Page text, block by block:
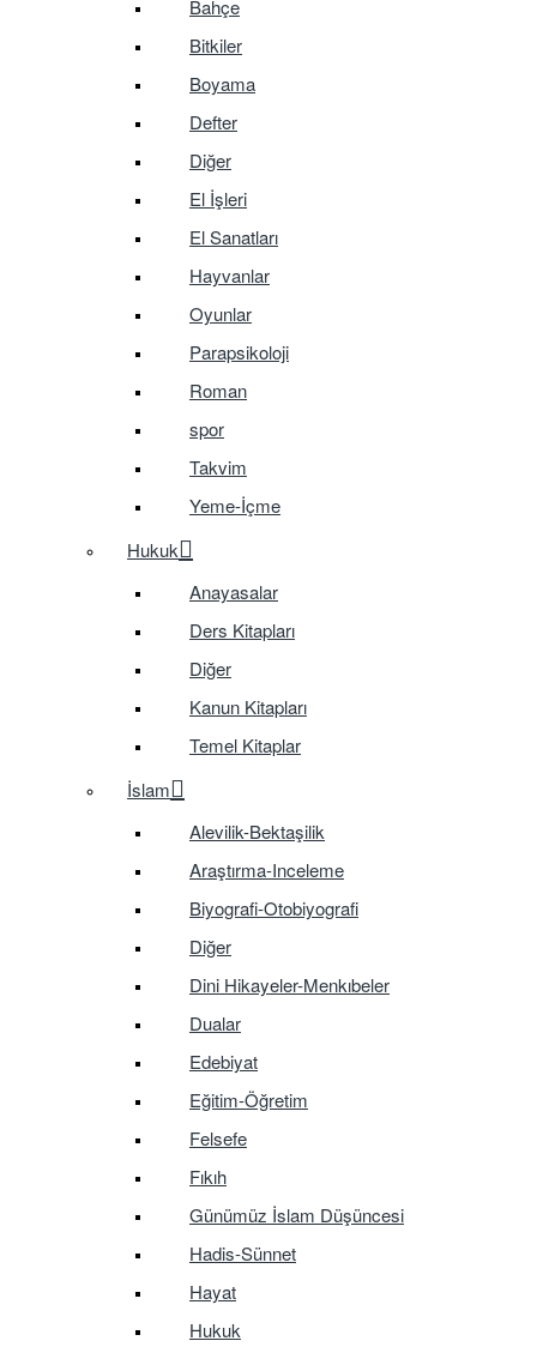
Bahçe
Bitkiler
Boyama
Defter
Diğer
El İşleri
El Sanatları
Hayvanlar
Oyunlar
Parapsikoloji
Roman
spor
Takvim
Yeme-İçme
Hukuk
Anayasalar
Ders Kitapları
Diğer
Kanun Kitapları
Temel Kitaplar
İslam
Alevilik-Bektaşilik
Araştırma-Inceleme
Biyografi-Otobiyografi
Diğer
Dini Hikayeler-Menkıbeler
Dualar
Edebiyat
Eğitim-Öğretim
Felsefe
Fıkıh
Günümüz İslam Düşüncesi
Hadis-Sünnet
Hayat
Hukuk